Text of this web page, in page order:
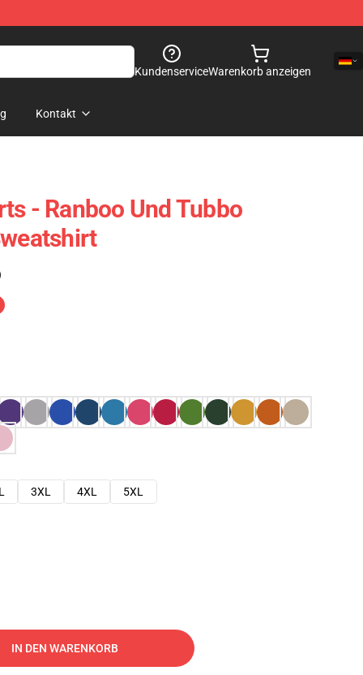
KundenserviceWarenkorb anzeigen
Kontakt
- Ranboo Und Tubbo
3XL 4XL
5XL
IN DEN WARENKORB